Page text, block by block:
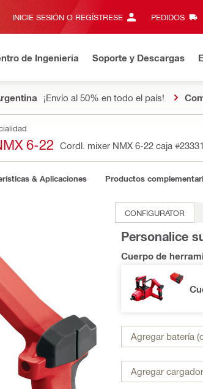
INICIE SESIÓN O REGÍSTRESE PEDIDOS
de Ingeniería Soporte y Descargas
¡Envío al 50% en todo el país!
6-22 Cordl. mixer NMX 6-22 caja
& Aplicaciones Productos
CONFIGURATOR
Personalice
Cuerpo de
Agregar batería
Agregar